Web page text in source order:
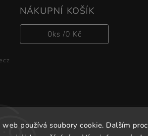
web používá soubory cookie. Dalším
NÁKUPNÍ KOŠÍK
0ks /0 Kč
Copyright 2026